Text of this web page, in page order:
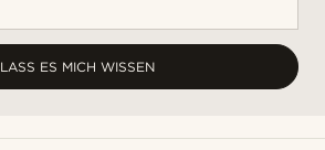
LASS ES MICH WISSEN